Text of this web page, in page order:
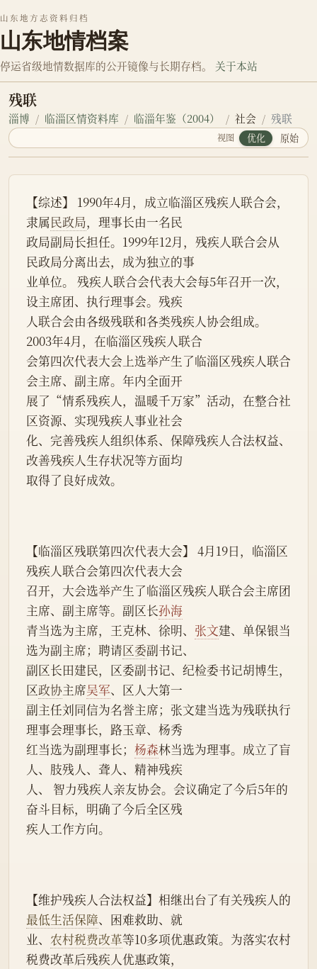
山东地方志资料归档
山东地情档案
停运省级地情数据库的公开镜像与长期存档。 关于本站
残联
淄博 临淄区情资料库 临淄年鉴（2004） 社会 残联
视图 优化 原始
【综述】 1990年4月，成立临淄区残疾人联合会，
隶属民政局，理事长由一名民
政局副局长担任。1999年12月，残疾人联合会从
民政局分离出去，成为独立的事
业单位。 残疾人联合会代表大会每5年召开一次，
设主席团、执行理事会。残疾
人联合会由各级残联和各类残疾人协会组成。
2003年4月，在临淄区残疾人联合
会第四次代表大会上选举产生了临淄区残疾人联合
会主席、副主席。年内全面开
展了“情系残疾人，温暖千万家”活动，在整合社
区资源、实现残疾人事业社会
化、完善残疾人组织体系、保障残疾人合法权益、
改善残疾人生存状况等方面均
取得了良好成效。
【临淄区残联第四次代表大会】 4月19日，临淄区
残疾人联合会第四次代表大会
召开，大会选举产生了临淄区残疾人联合会主席团
主席、副主席等。副区长孙海
青当选为主席，王克林、徐明、 张文建、单保银当
选为副主席；聘请区委副书记、
副区长田建民，区委副书记、纪检委书记胡博生，
区政协主席吴军、区人大第一
副主任刘同信为名誉主席；张文建当选为残联执行
理事会理事长，路玉章、杨秀
红当选为副理事长； 杨森林当选为理事。成立了盲
人、肢残人、聋人、精神残疾
人、 智力残疾人亲友协会。会议确定了今后5年的
奋斗目标，明确了今后全区残
疾人工作方向。
【维护残疾人合法权益】相继出台了有关残疾人的
最低生活保障、困难救助、就
业、 农村税费改革等10多项优惠政策。为落实农村
税费改革后残疾人优惠政策，